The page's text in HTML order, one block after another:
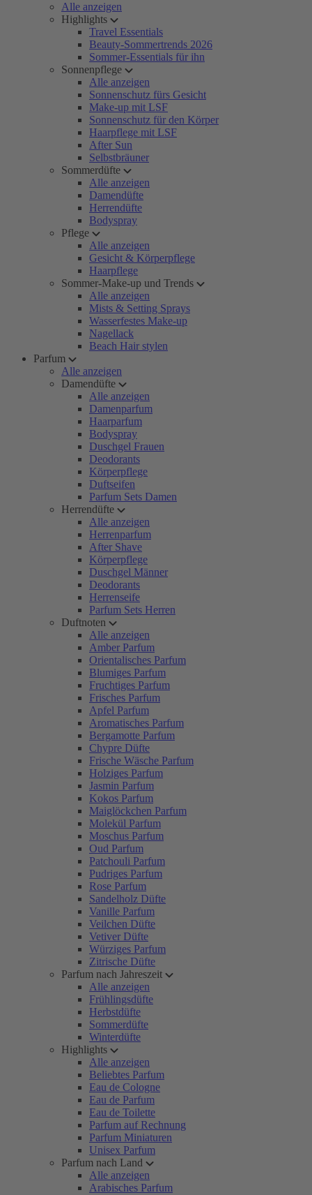
Alle anzeigen
Highlights
Travel Essentials
Beauty-Sommertrends 2026
Sommer-Essentials für ihn
Sonnenpflege
Alle anzeigen
Sonnenschutz fürs Gesicht
Make-up mit LSF
Sonnenschutz für den Körper
Haarpflege mit LSF
After Sun
Selbstbräuner
Sommerdüfte
Alle anzeigen
Damendüfte
Herrendüfte
Bodyspray
Pflege
Alle anzeigen
Gesicht & Körperpflege
Haarpflege
Sommer-Make-up und Trends
Alle anzeigen
Mists & Setting Sprays
Wasserfestes Make-up
Nagellack
Beach Hair stylen
Parfum
Alle anzeigen
Damendüfte
Alle anzeigen
Damenparfum
Haarparfum
Bodyspray
Duschgel Frauen
Deodorants
Körperpflege
Duftseifen
Parfum Sets Damen
Herrendüfte
Alle anzeigen
Herrenparfum
After Shave
Körperpflege
Duschgel Männer
Deodorants
Herrenseife
Parfum Sets Herren
Duftnoten
Alle anzeigen
Amber Parfum
Orientalisches Parfum
Blumiges Parfum
Fruchtiges Parfum
Frisches Parfum
Apfel Parfum
Aromatisches Parfum
Bergamotte Parfum
Chypre Düfte
Frische Wäsche Parfum
Holziges Parfum
Jasmin Parfum
Kokos Parfum
Maiglöckchen Parfum
Molekül Parfum
Moschus Parfum
Oud Parfum
Patchouli Parfum
Pudriges Parfum
Rose Parfum
Sandelholz Düfte
Vanille Parfum
Veilchen Düfte
Vetiver Düfte
Würziges Parfum
Zitrische Düfte
Parfum nach Jahreszeit
Alle anzeigen
Frühlingsdüfte
Herbstdüfte
Sommerdüfte
Winterdüfte
Highlights
Alle anzeigen
Beliebtes Parfum
Eau de Cologne
Eau de Parfum
Eau de Toilette
Parfum auf Rechnung
Parfum Miniaturen
Unisex Parfum
Parfum nach Land
Alle anzeigen
Arabisches Parfum